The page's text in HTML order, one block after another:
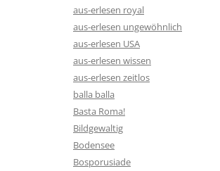
aus-erlesen royal
aus-erlesen ungewöhnlich
aus-erlesen USA
aus-erlesen wissen
aus-erlesen zeitlos
balla balla
Basta Roma!
Bildgewaltig
Bodensee
Bosporusiade